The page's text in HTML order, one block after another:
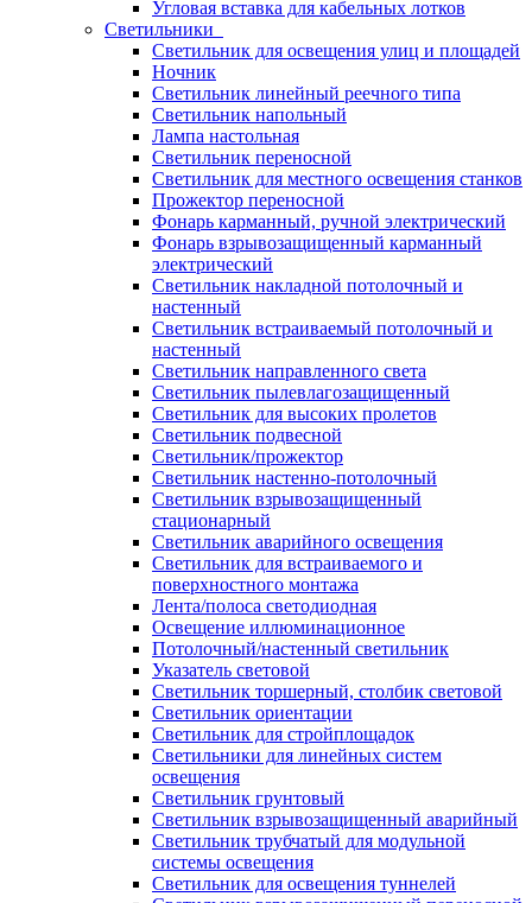
Угловая вставка для кабельных лотков
Светильники
Светильник для освещения улиц и площадей
Ночник
Светильник линейный реечного типа
Светильник напольный
Лампа настольная
Светильник переносной
Светильник для местного освещения станков
Прожектор переносной
Фонарь карманный, ручной электрический
Фонарь взрывозащищенный карманный
электрический
Светильник накладной потолочный и
настенный
Светильник встраиваемый потолочный и
настенный
Светильник направленного света
Светильник пылевлагозащищенный
Светильник для высоких пролетов
Светильник подвесной
Светильник/прожектор
Светильник настенно-потолочный
Светильник взрывозащищенный
стационарный
Светильник аварийного освещения
Светильник для встраиваемого и
поверхностного монтажа
Лента/полоса светодиодная
Освещение иллюминационное
Потолочный/настенный светильник
Указатель световой
Светильник торшерный, столбик световой
Светильник ориентации
Светильник для стройплощадок
Светильники для линейных систем
освещения
Светильник грунтовый
Светильник взрывозащищенный аварийный
Светильник трубчатый для модульной
системы освещения
Светильник для освещения туннелей